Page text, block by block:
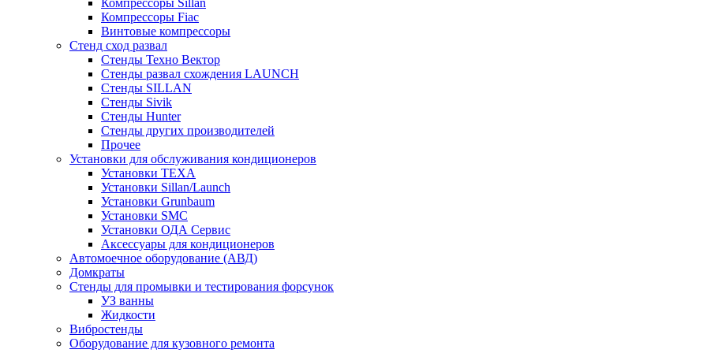
Компрессоры Fiac
Винтовые компрессоры
Стенд сход развал
Стенды Техно Вектор
Стенды развал схождения LAUNCH
Стенды SILLAN
Стенды Sivik
Стенды Hunter
Стенды других производителей
Прочее
Установки для обслуживания кондиционеров
Установки TEXA
Установки Sillan/Launch
Установки Grunbaum
Установки SMC
Установки ОДА Сервис
Аксессуары для кондиционеров
Автомоечное оборудование (АВД)
Домкраты
Стенды для промывки и тестирования форсунок
УЗ ванны
Жидкости
Вибростенды
Оборудование для кузовного ремонта